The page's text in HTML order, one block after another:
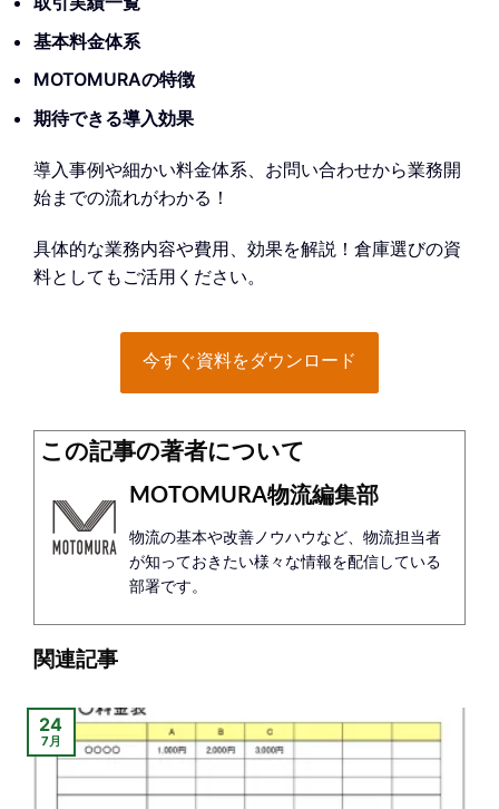
基本料金体系
MOTOMURAの特徴
期待できる導入効果
導入事例や細かい料金体系、お問い合わせから業務開
始までの流れがわかる！
具体的な業務内容や費用、効果を解説！倉庫選びの資
料としてもご活用ください。
今すぐ資料をダウンロード
この記事の著者について
MOTOMURA物流編集部
物流の基本や改善ノウハウなど、物流担当者
が知っておきたい様々な情報を配信している
部署です。
関連記事
24
7月